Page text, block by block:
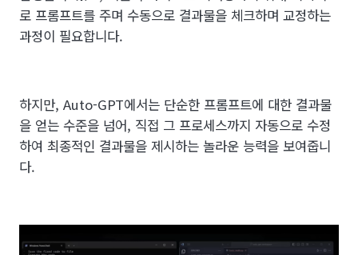
로 프롬프트를 주며 수동으로 결과물을 체크하며 교정하는
과정이 필요합니다.
하지만, Auto-GPT에서는 단순한 프롬프트에 대한 결과물
을 얻는 수준을 넘어, 직접 그 프로세스까지 자동으로 수정
하여 최종적인 결과물을 제시하는 놀라운 능력을 보여줍니
다.